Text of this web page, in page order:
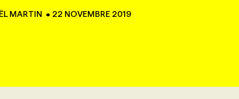
MARTIN • 22 NOVEMBRE 2019